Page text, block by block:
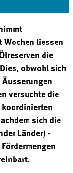
Wochen liessen
die
obwohl sich
versuchte die
koordinierten
sich die
Länder) -